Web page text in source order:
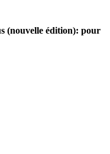
(nouvelle édition): pour